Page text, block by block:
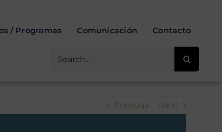
/ Programas Comunicación Contacto
Previous Next